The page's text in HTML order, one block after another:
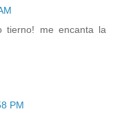
tierno! me encanta la
PM